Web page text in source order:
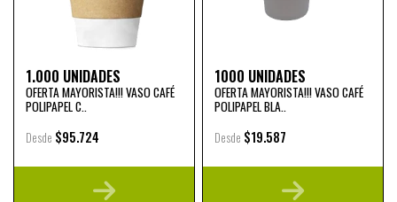
1.000 UNIDADES
OFERTA MAYORISTA!!! VASO CAFÉ
POLIPAPEL C..
Desde $95.724
1000 UNIDADES
OFERTA MAYORISTA!!! VASO CAFÉ
POLIPAPEL BLA..
Desde $19.587